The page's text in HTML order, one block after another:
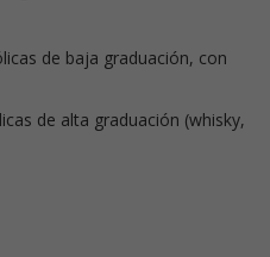
de baja graduación, con
de alta graduación (whisky,